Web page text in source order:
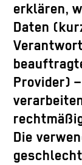
erklären,
Daten
Provider)
Die